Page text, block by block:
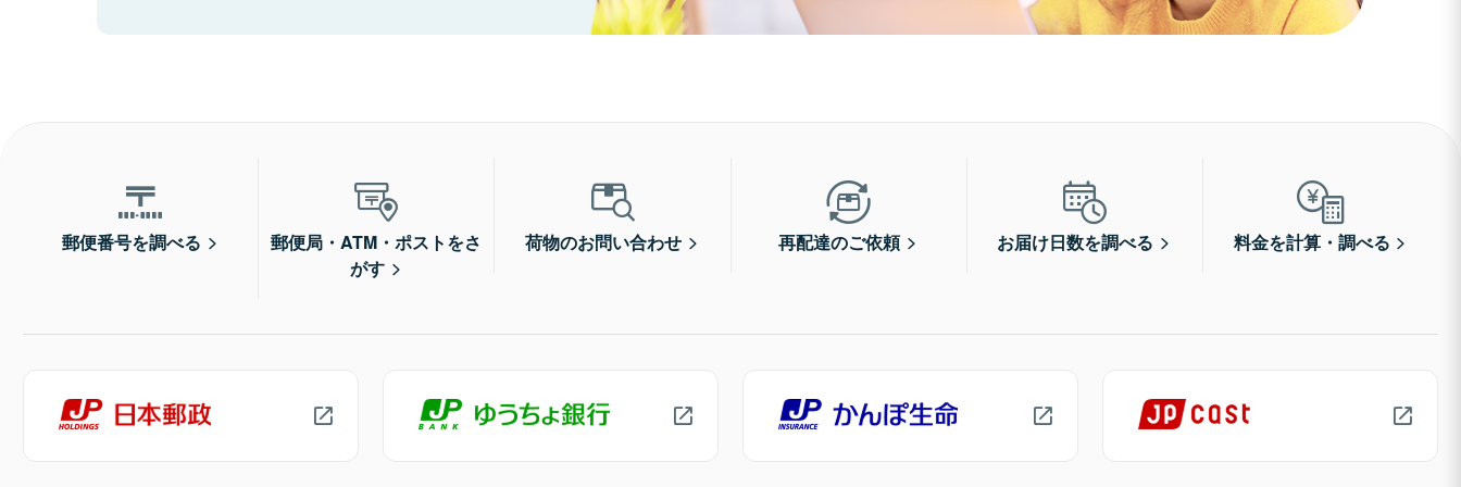
郵便番号を調べる
郵便局・ATM・ポストをさ
がす
荷物のお問い合わせ 再配達のご依頼 お届け日数を調べる 料金を計算・調べる